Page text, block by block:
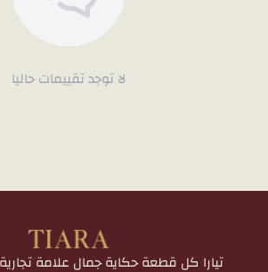
لا توجد تقييمات حاليا
تيارا كل قطعة حكاية جمال علامة تجارية